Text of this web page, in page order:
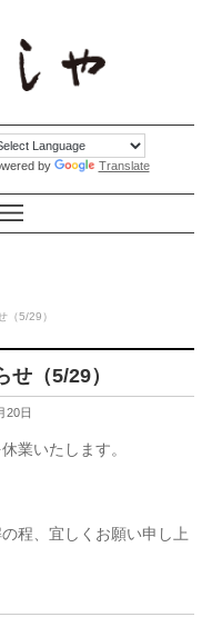
by Translate
（5/29）
（5/29）
20日
業いたします。
程、宜しくお願い申し上